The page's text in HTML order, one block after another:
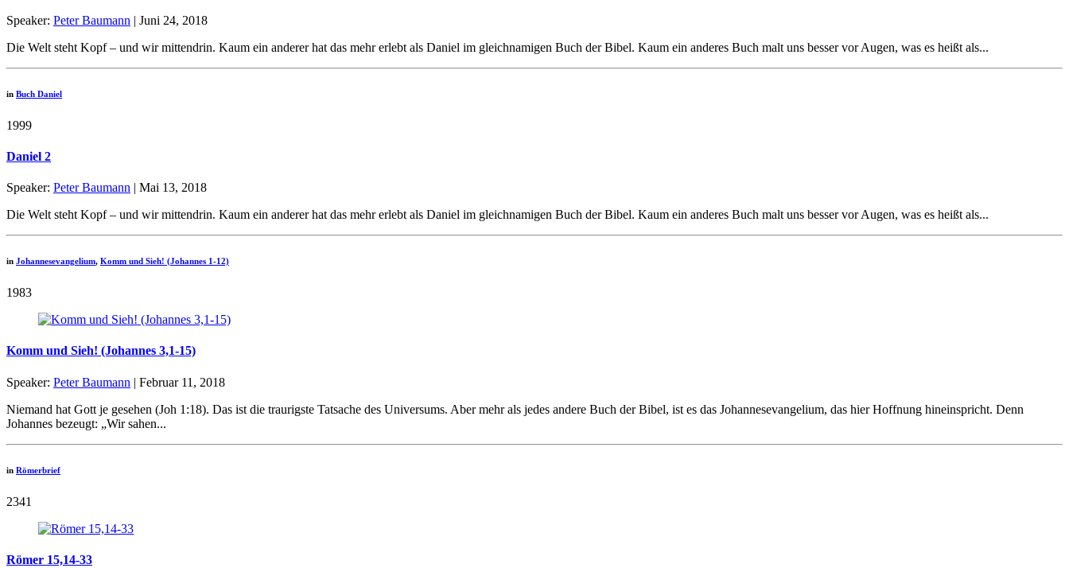
Speaker: Peter Baumann | Juni 24, 2018
Die Welt steht Kopf – und wir mittendrin. Kaum ein anderer hat das mehr erlebt als Daniel im gleichnamigen Buch der Bibel. Kaum ein anderes Buch malt uns besser vor Augen, was es heißt als...
in Buch Daniel
1999
Daniel 2
Speaker: Peter Baumann | Mai 13, 2018
Die Welt steht Kopf – und wir mittendrin. Kaum ein anderer hat das mehr erlebt als Daniel im gleichnamigen Buch der Bibel. Kaum ein anderes Buch malt uns besser vor Augen, was es heißt als...
in Johannesevangelium, Komm und Sieh! (Johannes 1-12)
1983
Komm und Sieh! (Johannes 3,1-15)
Speaker: Peter Baumann | Februar 11, 2018
Niemand hat Gott je gesehen (Joh 1:18). Das ist die traurigste Tatsache des Universums. Aber mehr als jedes andere Buch der Bibel, ist es das Johannesevangelium, das hier Hoffnung hineinspricht. Denn
Johannes bezeugt: „Wir sahen...
in Römerbrief
2341
Römer 15,14-33